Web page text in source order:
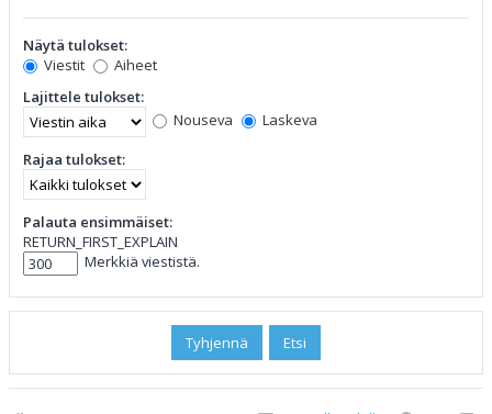
Näytä tulokset:
Viestit
Aiheet
Lajittele tulokset:
Nouseva
Laskeva
Rajaa tulokset:
Palauta ensimmäiset:
RETURN_FIRST_EXPLAIN
Merkkiä viestistä.